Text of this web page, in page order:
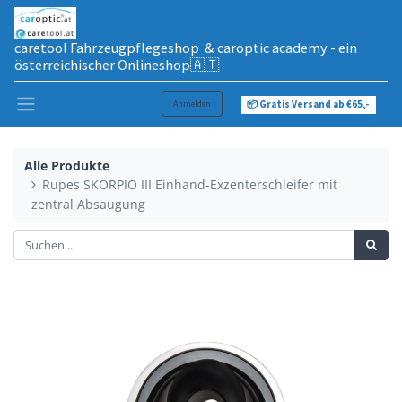
caretool Fahrzeugpflegeshop & caroptic academy - ein
österreichischer Onlineshop🇦🇹
Anmelden 📦 Gratis Versand ab €65,-
Alle Produkte
Rupes SKORPIO III Einhand-Exzenterschleifer mit
zentral Absaugung